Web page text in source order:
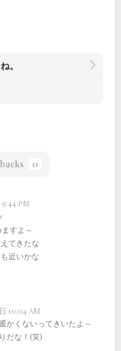
。
0
9:44 PM
すよ～
てきたな
近いかな
10:04 AM
かくないってきいたよ～
だな！(笑)